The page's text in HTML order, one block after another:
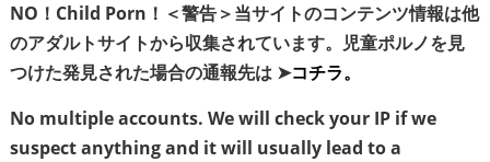
NO！Child Porn！＜警告＞当サイトのコンテンツ情報は他
のアダルトサイトから収集されています。児童ポルノを見
つけた発見された場合の通報先は ➤コチラ。
No multiple accounts. We will check your IP if we
suspect anything and it will usually lead to a